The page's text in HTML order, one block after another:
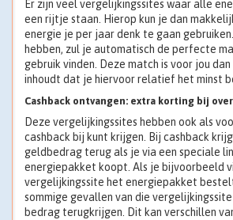
Er zijn veel vergelijkingssites waar alle
een rijtje staan. Hierop kun je dan
energie je per jaar denk te gaan
hebben, zul je automatisch de perfecte
gebruik vinden. Deze match is voor jou
inhoudt dat je hiervoor relatief het minst
Cashback ontvangen: extra korting bij
Deze vergelijkingssites hebben ook als
cashback bij kunt krijgen. Bij cashback
geldbedrag terug als je via een speciale
energiepakket koopt. Als je bijvoorbeeld
vergelijkingssite het energiepakket
sommige gevallen van die
bedrag terugkrijgen. Dit kan verschillen